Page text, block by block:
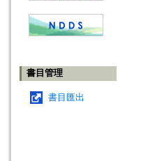
書目管理
書目匯出